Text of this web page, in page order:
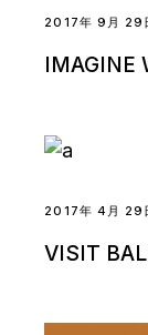
2017年 9月 29
IMAGINE
2017年 4月 29
VISIT